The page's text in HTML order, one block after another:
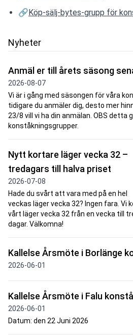
🔗Köp-sälj-bytes-grupp för
Nyheter
Anmäl er till årets säsong
2026-08-07
Vi är i gång med säsongen för våra
tidigare du anmäler dig, desto mer
23/8 vill vi ha din anmälan. OBS detta
konståkningsgrupper.
Nytt kortare läger vecka 32 –
tredagars till halva priset
2026-07-08
Hade du svårt att vara med på en hel
veckas läger vecka 32? Ingen fara. Vi
vårt läger vecka 32 från en vecka till
dagar. Välkomna!
Kallelse Årsmöte i Borlänge
2026-06-01
Kallelse Årsmöte i Falu
2026-06-01
Datum: den 22 Juni 2026